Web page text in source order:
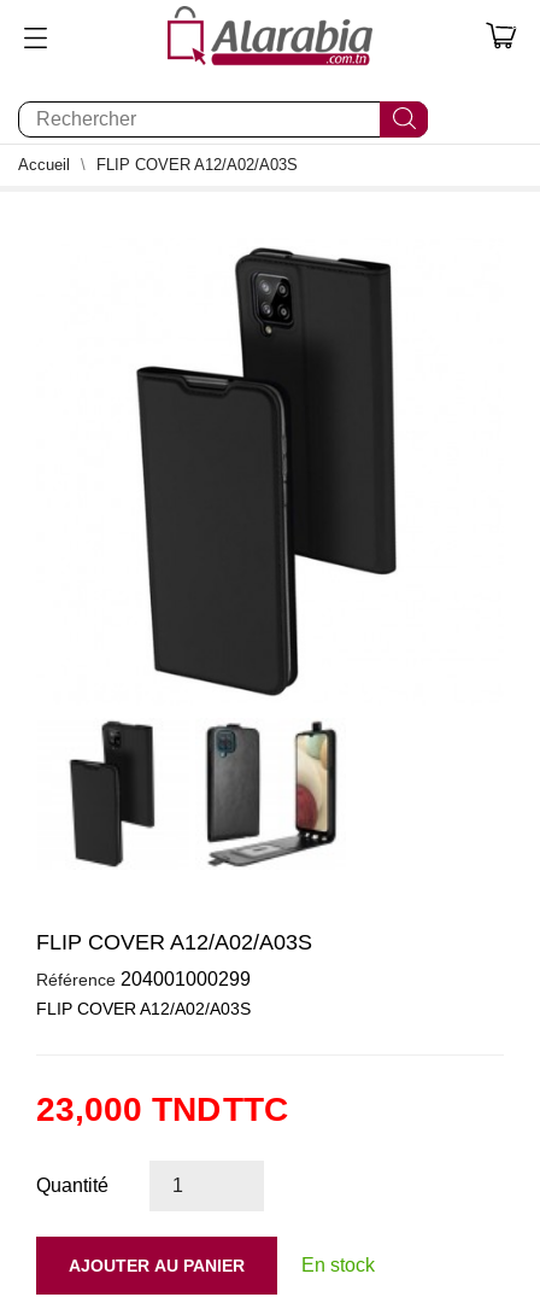
0
Accueil FLIP COVER A12/A02/A03S
FLIP COVER A12/A02/A03S
Référence 204001000299
FLIP COVER A12/A02/A03S
23,000 TNDTTC
Quantité
AJOUTER AU PANIER En stock